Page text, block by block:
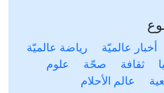
أخبار عالميّة
رياضة عالميّة
ثقافة صحّة
علوم
عالم الأحلام